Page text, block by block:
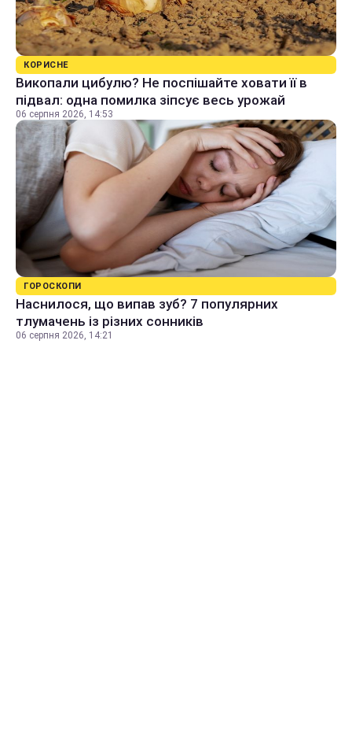
КОРИСНЕ
Викопали цибулю? Не поспішайте ховати її в
підвал: одна помилка зіпсує весь урожай
06 серпня 2026, 14:53
ГОРОСКОПИ
Наснилося, що випав зуб? 7 популярних
тлумачень із різних сонників
06 серпня 2026, 14:21